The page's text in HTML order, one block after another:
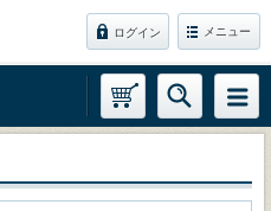
ログイン メニュー